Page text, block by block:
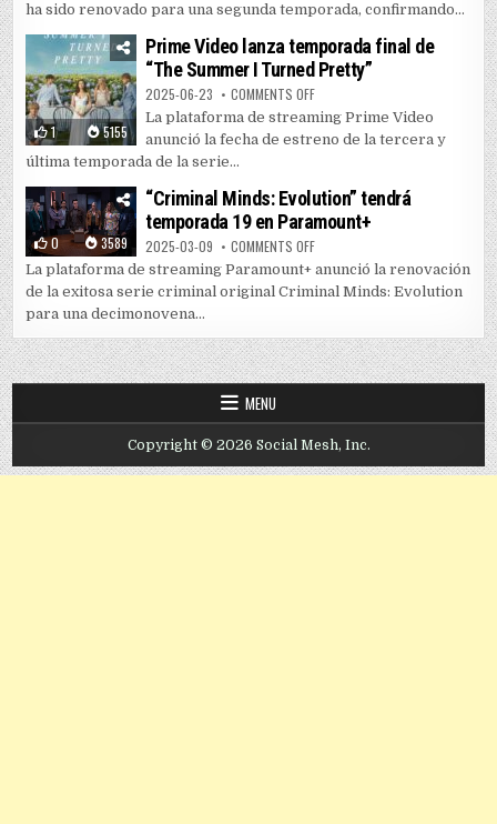
ha sido renovado para una segunda temporada, confirmando...
1 5155
Prime Video lanza temporada final de
“The Summer I Turned Pretty”
2025-06-23 COMMENTS OFFON PRIME VIDEO LANZA
La plataforma de streaming Prime Video
anunció la fecha de estreno de la tercera y
última temporada de la serie...
0 3589
“Criminal Minds: Evolution” tendrá
temporada 19 en Paramount+
2025-03-09 COMMENTS OFFON “CRIMINAL MINDS:
La plataforma de streaming Paramount+ anunció la renovación
de la exitosa serie criminal original Criminal Minds: Evolution
para una decimonovena...
MENU
Copyright © 2026 Social Mesh, Inc.